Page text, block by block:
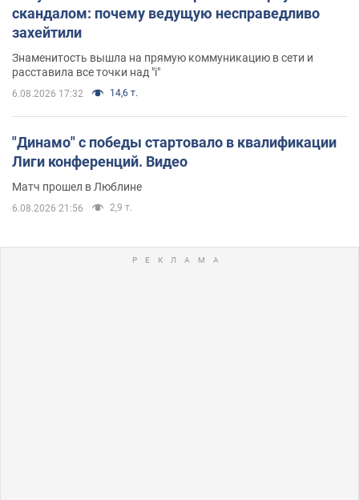
скандалом: почему ведущую несправедливо
захейтили
Знаменитость вышла на прямую коммуникацию в сети и
расставила все точки над "i"
6.08.2026 17:32 14,6 т.
"Динамо" с победы стартовало в квалификации
Лиги конференций. Видео
Матч прошел в Люблине
6.08.2026 21:56 2,9 т.